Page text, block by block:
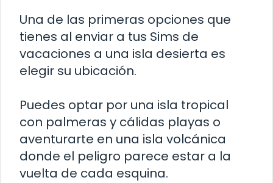
Una de las primeras opciones que
tienes al enviar a tus Sims de
vacaciones a una isla desierta es
elegir su ubicación.
Puedes optar por una isla tropical
con palmeras y cálidas playas o
aventurarte en una isla volcánica
donde el peligro parece estar a la
vuelta de cada esquina.